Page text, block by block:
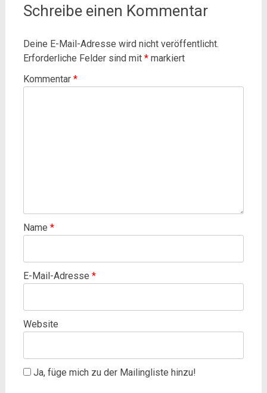
Schreibe einen Kommentar
Deine E-Mail-Adresse wird nicht veröffentlicht.
Erforderliche Felder sind mit *markiert
Kommentar *
Name *
E-Mail-Adresse *
Website
Ja, füge mich zu der Mailingliste hinzu!